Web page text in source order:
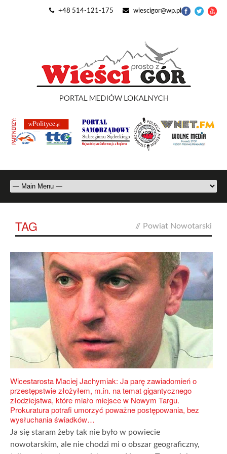
+48 514-121-175 wiescigor@wp.pl
TAG // Powiat Nowotarski
Wicestarosta Maciej Jachymiak: Ja parę zawiadomień o
przestępstwie złożyłem, m.in. na temat gigantycznego
złodziejstwa, które miało miejsce w Nowym Targu.
Prokuratura potrafi umorzyć poważne postępowania, bez
wysłuchania świadków…
Ja się staram żeby tak nie było w powiecie
nowotarskim, ale nie chodzi mi o obszar geograficzny,